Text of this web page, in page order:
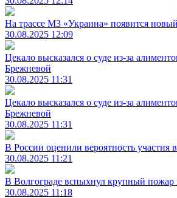
На трассе М3 «Украина» появится
30.08.2025 12:09
Цекало высказался о суде из-за
Брежневой
30.08.2025 11:31
Цекало высказался о суде из-за
Брежневой
30.08.2025 11:31
В России оценили вероятность участия
30.08.2025 11:21
В Волгограде вспыхнул крупный пожар
30.08.2025 11:18